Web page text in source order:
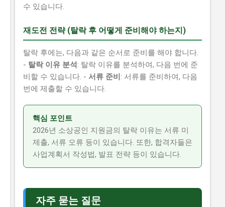
수 있습니다.
재도전 전략 (탈락 후 어떻게 준비해야 하는지)
탈락 후에는, 다음과 같은 순서로 준비를 해야 합니다.
- 탈락 이유 분석 : 탈락 이유를 분석하여, 다음 번에 준
비할 수 있습니다. - 서류 준비 : 서류를 준비하여, 다음
번에 제출할 수 있습니다.
핵심 포인트
2026년 소상공인 지원금의 탈락 이유는 서류 미
제출, 서류 오류 등이 있습니다. 또한, 합격자들은
사업계획서 작성법, 발표 전략 등이 있습니다.
자주 묻는 질문